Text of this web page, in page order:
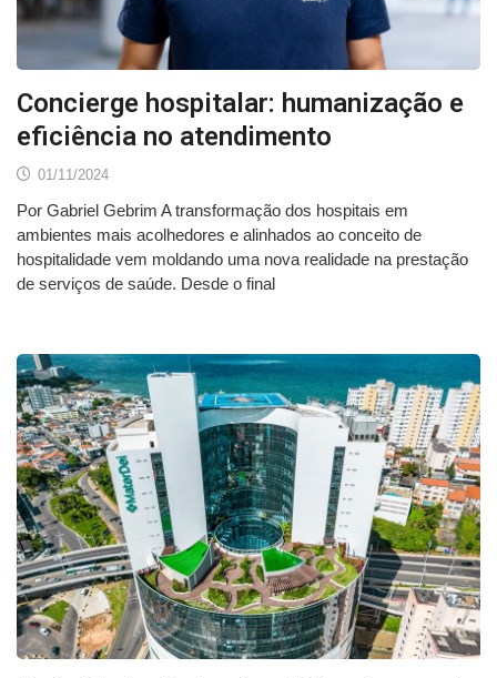
Concierge hospitalar: humanização e
eficiência no atendimento
01/11/2024
Por Gabriel Gebrim A transformação dos hospitais em
ambientes mais acolhedores e alinhados ao conceito de
hospitalidade vem moldando uma nova realidade na prestação
de serviços de saúde. Desde o final